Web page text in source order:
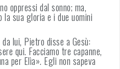
oppressi dal sonno; ma,
la sua gloria e i due uomini
lui, Pietro disse a Gesù:
qui. Facciamo tre capanne,
per Elìa». Egli non sapeva